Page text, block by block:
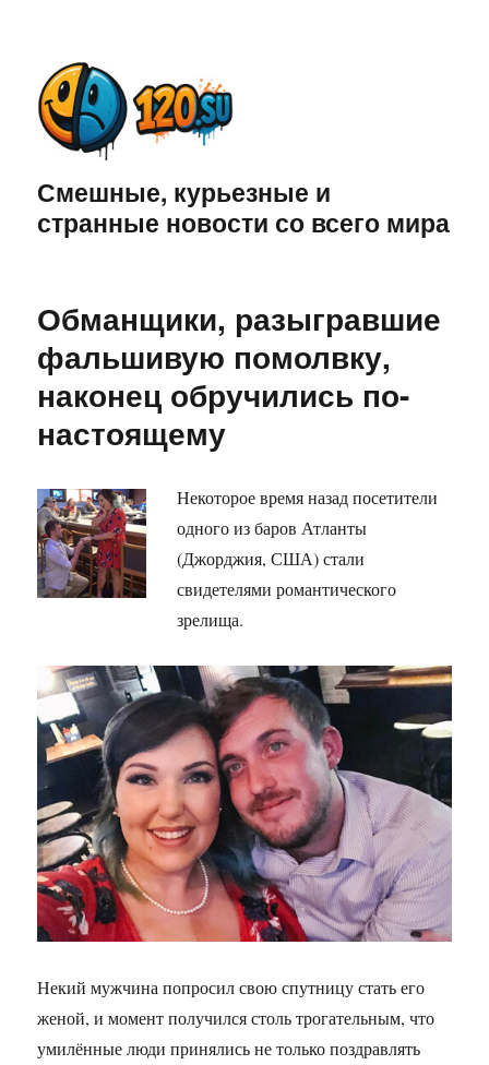
Смешные, курьезные и
странные новости со всего мира
Обманщики, разыгравшие
фальшивую помолвку,
наконец обручились по-
настоящему
Некоторое время назад посетители
одного из баров Атланты
(Джорджия, США) стали
свидетелями романтического
зрелища.
Некий мужчина попросил свою спутницу стать его
женой, и момент получился столь трогательным, что
умилённые люди принялись не только поздравлять